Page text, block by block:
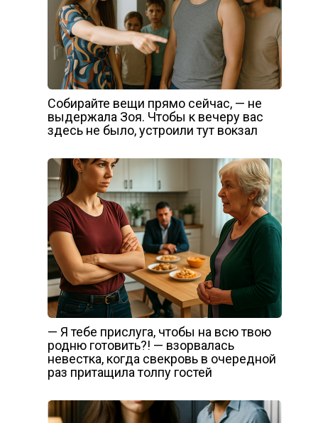
Собирайте вещи прямо сейчас, — не
выдержала Зоя. Чтобы к вечеру вас
здесь не было, устроили тут вокзал
— Я тебе прислуга, чтобы на всю твою
родню готовить?! — взорвалась
невестка, когда свекровь в очередной
раз притащила толпу гостей